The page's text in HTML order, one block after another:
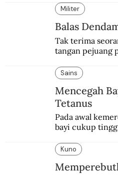
“Neverkusen”.
Militer
Balas
Tak terima
tangan pejuang
pembalasan.
Sains
Mencegah
Tetanus
Pada awal
bayi cukup
Kuno